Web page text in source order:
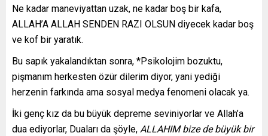
Ne kadar maneviyattan uzak, ne kadar boş bir kafa,
ALLAH’A ALLAH SENDEN RAZI OLSUN diyecek kadar boş
ve kof bir yaratık.
Bu sapık yakalandıktan sonra, *Psikolojim bozuktu,
pişmanım herkesten özür dilerim diyor, yani yediği
herzenin farkında ama sosyal medya fenomeni olacak ya.
İki genç kız da bu büyük depreme seviniyorlar ve Allah’a
dua ediyorlar, Duaları da şöyle, ALLAHIM bize de büyük bir